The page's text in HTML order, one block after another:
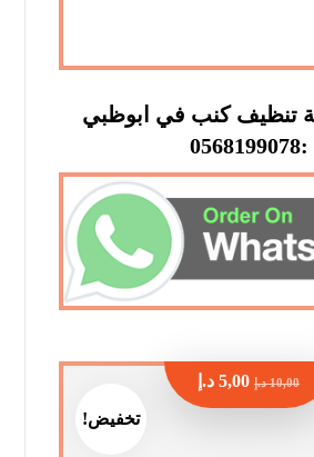
تنظيف كنب في ابوظبي
:0568199078
تخفيض!
10,00 د.إ 5,00 د.إ